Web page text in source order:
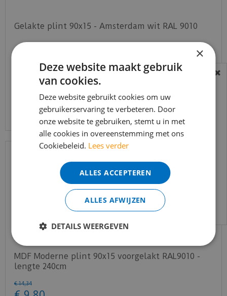
Gelakte plint 90x15 - Amsterdam wit RAL 9010
75
Bekijk product
MDF Moderne plint 90x15 voorgelakt RAL9010 -
lengte 240cm
€ 14,34
BEREIKBAARHEID
In verband met de vakantie periode zijn wij
t/m 14 augustus telefonisch helaas niet
bereikbaar.
Bestelling worden uiteraard verwerkt
echter iets minder snel dan wat je van ons
gewend bent.
Voor vragen kan je ons bereiken via
info@merkvloerenwinkel.nl
×
Deze website maakt gebruik
van cookies.
Deze website gebruikt cookies om uw
gebruikerservaring te verbeteren. Door
onze website te gebruiken, stemt u in met
alle cookies in overeenstemming met ons
Cookiebeleid. Lees verder
ALLES ACCEPTEREN
ALLES AFWIJZEN
DETAILS WEERGEVEN